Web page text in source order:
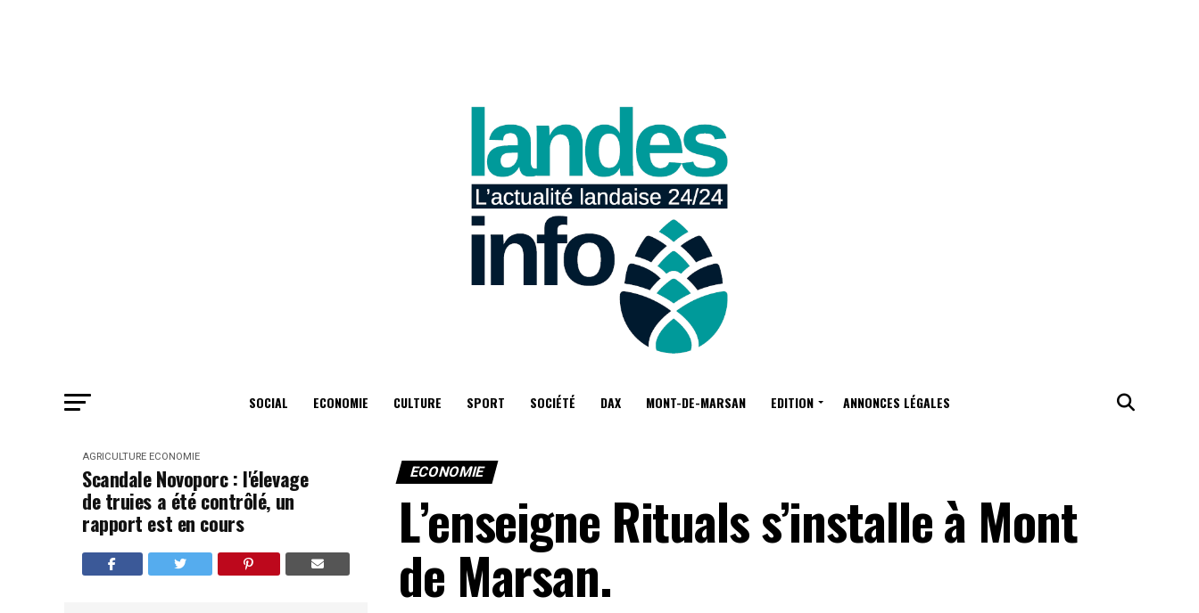
SOCIAL ECONOMIE CULTURE SPORT SOCIÉTÉ DAX MONT-DE-MARSAN EDITION ANNONCES LÉGALES
AGRICULTURE ECONOMIE
Scandale Novoporc : l'élevage
de truies a été contrôlé, un
rapport est en cours
ECONOMIE
L’enseigne Rituals s’installe à Mont
de Marsan.